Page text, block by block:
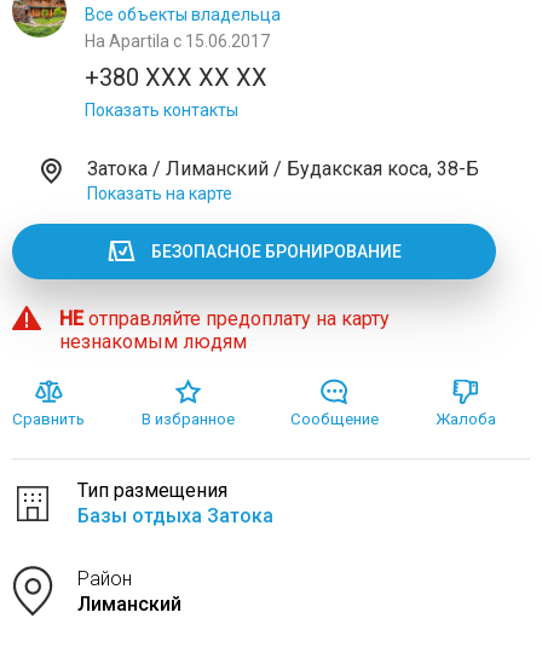
Все объекты владельца
На Apartila с 15.06.2017
+380 XXX XX XX
Показать контакты
Затока / Лиманский / Будакская коса, 38-Б
Показать на карте
БЕЗОПАСНОЕ БРОНИРОВАНИЕ
НЕотправляйте предоплату на карту
незнакомым людям
Сравнить В избранное Сообщение Жалоба
Тип размещения
Базы отдыха Затока
Район
Лиманский